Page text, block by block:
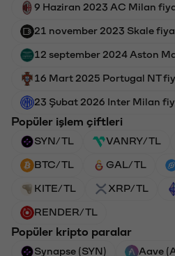
9 Haziran 2023 AC Milan
21 november 2023 Skale
12 september 2024 Aston
16 Mart 2025 Portugal NT
23 Şubat 2026 Inter Milan
Popüler işlem çiftleri
SYN/TL VANRY/TL
BTC/TL GAL/TL
KITE/TL XRP/TL
RENDER/TL
Popüler kripto paralar
Synapse (SYN) Aave